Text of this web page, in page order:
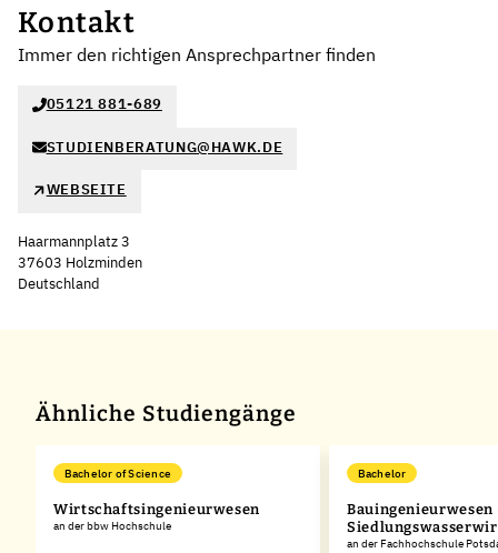
Kontakt
Immer den richtigen Ansprechpartner finden
05121 881-689
STUDIENBERATUNG@HAWK.DE
WEBSEITE
Haarmannplatz 3
37603 Holzminden
Deutschland
Ähnliche Studiengänge
Bachelor of Science
Wirtschaftsingenieurwesen
an der bbw Hochschule
Bachelor
Bauingenieurwesen
an der Fachhochschule